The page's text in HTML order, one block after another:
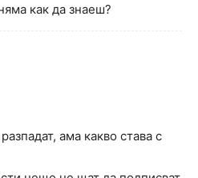
как да знаеш?
ама какво става с